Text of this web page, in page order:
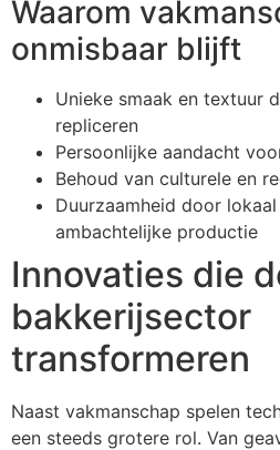
Waarom
onmisbaar blijft
Unieke smaak en textuur
repliceren
Persoonlijke aandacht
Behoud van culturele en
Duurzaamheid door
ambachtelijke productie
Innovaties die
bakkerijsector
transformeren
Naast vakmanschap spelen
een steeds grotere rol. Van